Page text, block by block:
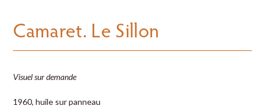
Camaret. Le Sillon
Visuel sur demande
1960, huile sur panneau